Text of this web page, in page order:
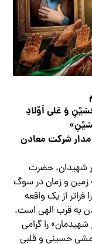
وَ عَلی اَوْلادِ
شرکت معادن
شهیدان، حضرت
زمین و زمان در سوگ
فراتر از یک واقعه
به قرب الهی است.
را گرامی
مشی حسینی و قلبی